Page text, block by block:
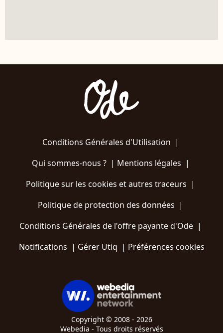
Conditions Générales d'Utilisation |
Qui sommes-nous ?| Mentions légales |
Politique sur les cookies et autres traceurs |
Politique de protection des données |
Conditions Générales de l'offre payante d'Ode |
Notifications | Gérer Utiq | Préférences cookies
Copyright © 2008 - 2026
Webedia - Tous droits réservés